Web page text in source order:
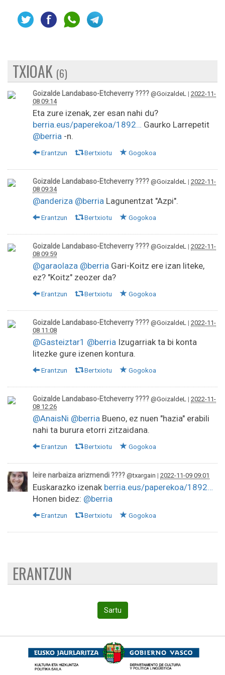
TXIOAK (6)
Goizalde Landabaso-Etcheverry ???? @GoizaldeL | 2022-11-
08 09:14
Eta zure izenak, zer esan nahi du?
berria.eus/paperekoa/1892… Gaurko Larrepetit
@berria -n.
Erantzun Bertxiotu Gogokoa
Goizalde Landabaso-Etcheverry ???? @GoizaldeL | 2022-11-
08 09:34
@anderiza @berria Lagunentzat "Azpi".
Erantzun Bertxiotu Gogokoa
Goizalde Landabaso-Etcheverry ???? @GoizaldeL | 2022-11-
08 09:59
@garaolaza @berria Gari-Koitz ere izan liteke,
ez? "Koitz" zeozer da?
Erantzun Bertxiotu Gogokoa
Goizalde Landabaso-Etcheverry ???? @GoizaldeL | 2022-11-
08 11:08
@Gasteiztar1 @berria Izugarriak ta bi konta
litezke gure izenen kontura.
Erantzun Bertxiotu Gogokoa
Goizalde Landabaso-Etcheverry ???? @GoizaldeL | 2022-11-
08 12:26
@AnaisNi @berria Bueno, ez nuen "hazia" erabili
nahi ta burura etorri zitzaidana.
Erantzun Bertxiotu Gogokoa
leire narbaiza arizmendi ???? @txargain | 2022-11-09 09:01
Euskarazko izenak berria.eus/paperekoa/1892…
Honen bidez: @berria
Erantzun Bertxiotu Gogokoa
ERANTZUN
Sartu